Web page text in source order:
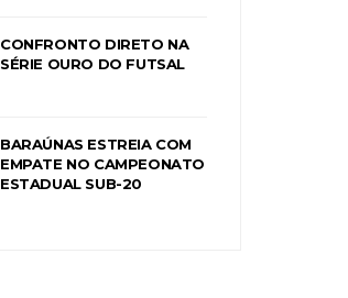
CONFRONTO DIRETO NA
SÉRIE OURO DO FUTSAL
BARAÚNAS ESTREIA COM
EMPATE NO CAMPEONATO
ESTADUAL SUB-20